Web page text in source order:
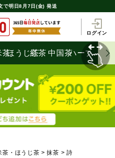
で明日8月7日(金) 発送
ログイン
茶ほうじ茶
紅茶 中国茶ハーブティ
茶・ほうじ茶 抹茶 詩